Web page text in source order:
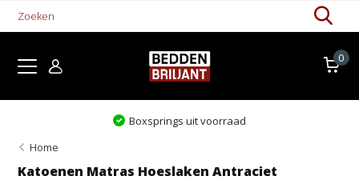
0
Levertijd 1-5 werkdagen
Home
Katoenen Matras Hoeslaken Antraciet